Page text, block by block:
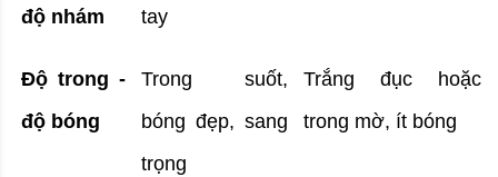
độ nhám
tay
Độ trong -
độ bóng
Trong suốt,
bóng đẹp, sang
trọng
Trắng đục hoặc
trong mờ, ít bóng